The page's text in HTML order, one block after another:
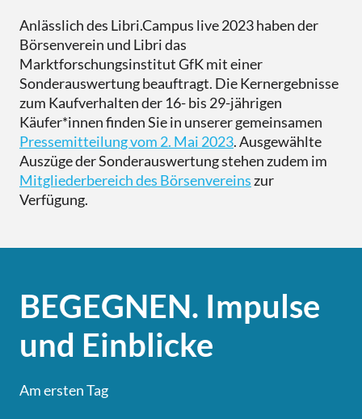
Anlässlich des Libri.Campus live 2023 haben der
Börsenverein und Libri das
Marktforschungsinstitut GfK mit einer
Sonderauswertung beauftragt. Die Kernergebnisse
zum Kaufverhalten der 16- bis 29-jährigen
Käufer*innen finden Sie in unserer gemeinsamen
Pressemitteilung vom 2. Mai 2023. Ausgewählte
Auszüge der Sonderauswertung stehen zudem im
Mitgliederbereich des Börsenvereins zur
Verfügung.
BEGEGNEN. Impulse
und Einblicke
Am ersten Tag